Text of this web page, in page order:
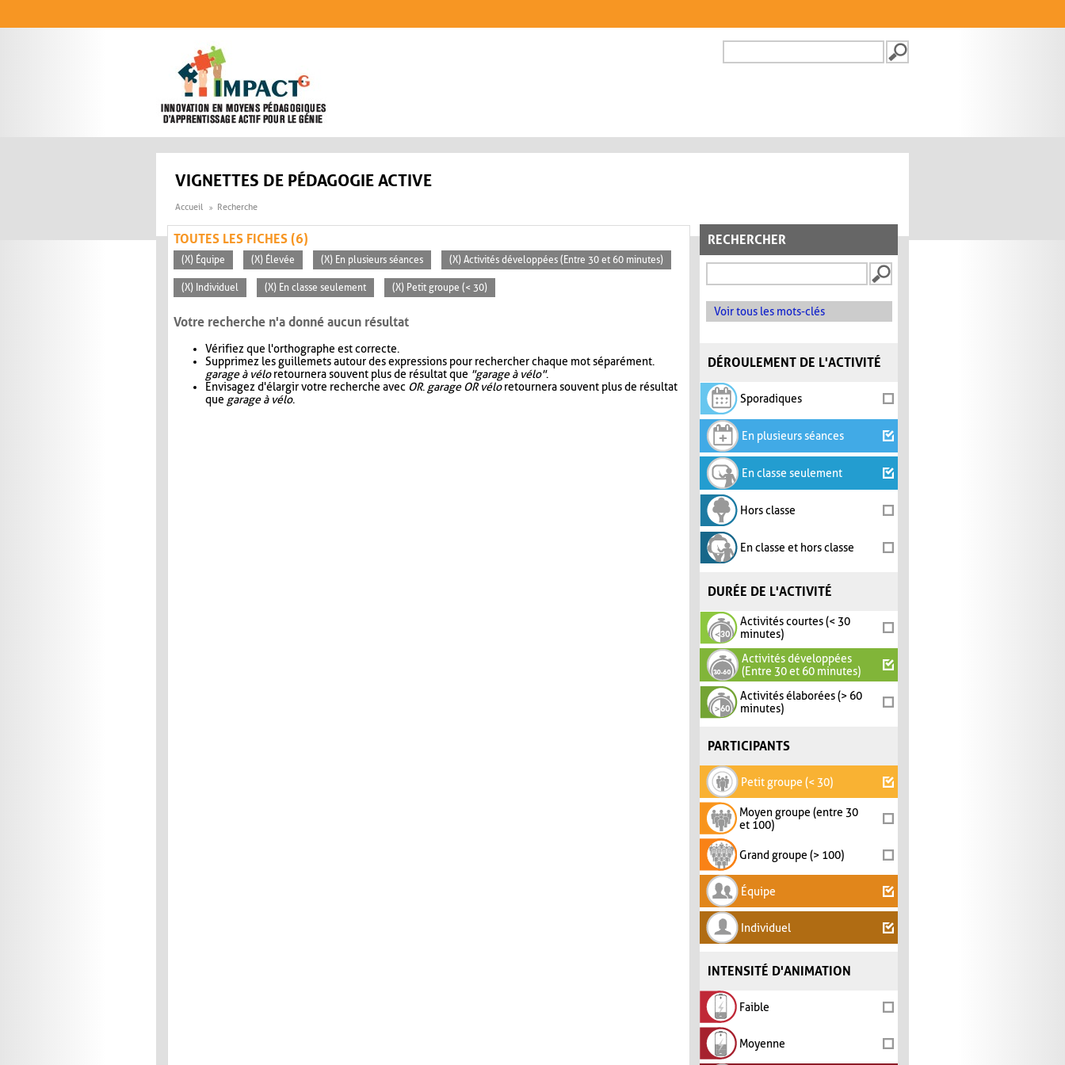
FORMULAIRE DE
VIGNETTES DE PÉDAGOGIE ACTIVE
Accueil Recherche
RECHERCHER
Voir tous les mots-clés
DÉROULEMENT DE L'ACTIVITÉ
Sporadiques
En plusieurs séances
En classe seulement
Hors classe
En classe et hors classe
DURÉE DE L'ACTIVITÉ
Activités courtes (< 30
minutes)
Activités développées
(Entre 30 et 60 minutes)
Activités élaborées (> 60
minutes)
PARTICIPANTS
Petit groupe (< 30)
Moyen groupe (entre 30
et 100)
Grand groupe (> 100)
Équipe
Individuel
INTENSITÉ D'ANIMATION
Faible
Moyenne
TOUTES LES FICHES (6)
(X) Équipe (X) Élevée (X) En plusieurs séances (X) Activités développées (Entre 30 et 60 minutes)
(X) Individuel (X) En classe seulement (X) Petit groupe (< 30)
Votre recherche n'a donné aucun résultat
Vérifiez que l'orthographe est correcte.
Supprimez les guillemets autour des expressions pour rechercher chaque mot séparément.
garage à véloretournera souvent plus de résultat que "garage à vélo".
Envisagez d'élargir votre recherche avec OR. garage OR véloretournera souvent plus de résultat
que garage à vélo.